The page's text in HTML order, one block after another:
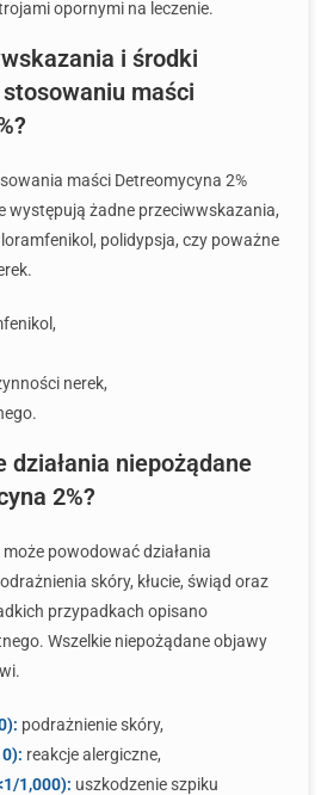
opornymi na leczenie.
i środki
maści
maści Detreomycyna 2%
występują żadne przeciwwskazania,
polidypsja, czy poważne
nerek,
niepożądane
2%?
powodować działania
skóry, kłucie, świąd oraz
przypadkach opisano
Wszelkie niepożądane objawy
podrażnienie skóry,
reakcje alergiczne,
1,000): uszkodzenie szpiku